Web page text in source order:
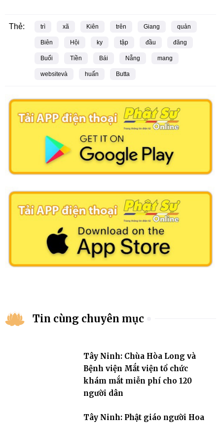
Thẻ: trì xã Kiên trên Giang quản
Biên Hội ky tập đầu đăng
Buổi Tiền Bái Nẵng mang
websitevà huấn Butta
Tin cùng chuyên mục
Tây Ninh: Chùa Hòa Long và
Bệnh viện Mắt viện tổ chức
khám mắt miễn phí cho 120
người dân
Tây Ninh: Phật giáo người Hoa